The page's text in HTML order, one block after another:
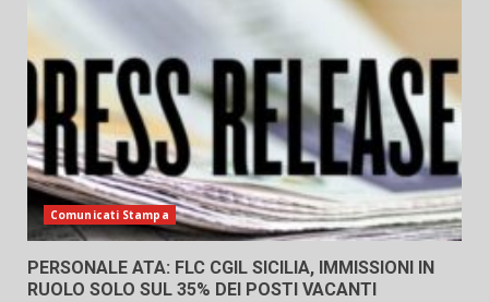
Comunicati Stampa
PERSONALE ATA: FLC CGIL SICILIA, IMMISSIONI IN
RUOLO SOLO SUL 35% DEI POSTI VACANTI